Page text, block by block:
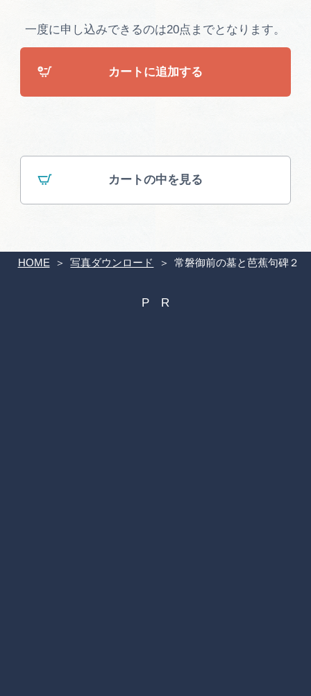
広告掲載
サイトポリシー
HOME 写真ダウンロード 常磐御前の墓と芭蕉句碑２
一度に申し込みできるのは20点までとなります。
カートに追加する
カートの中を見る